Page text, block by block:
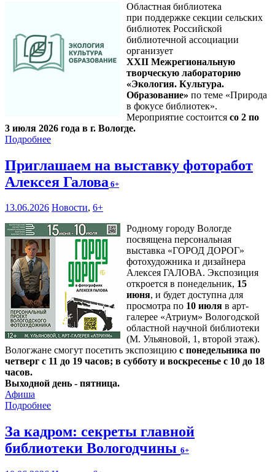
Областная библиотека
при поддержке секции сельских
библиотек Российской
библиотечной ассоциации
организует
XXII Межрегиональную
творческую лабораторию
«Экология. Культура.
Образование» по теме «Природа
в фокусе библиотек».
Мероприятие состоится со 2 по
3 июля 2026 года в г. Вологде.
Подробнее
Приглашаем на выставку фоторабот
Алексея Галова 6+
13.06.2026 Новости, 6+
Родному городу Вологде
посвящена персональная
выставка «ГОРОД ДОРОГ»
фотохудожника и дизайнера
Алексея ГАЛОВА. Экспозиция
откроется в понедельник, 15
июня, и будет доступна для
просмотра по 10 июля в арт-
галерее «Атриум» Вологодской
областной научной библиотеки
(М. Ульяновой, 1, второй этаж).
Вологжане смогут посетить экспозицию с понедельника по
четверг с 11 до 19 часов; в субботу и воскресенье с 10 до 18
часов.
Выходной день - пятница.
Афиша
Подробнее
За кадром: секреты главной
библиотеки Вологодчины 6+